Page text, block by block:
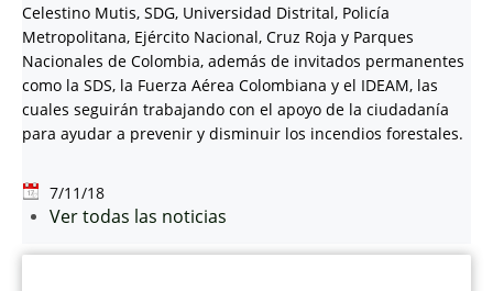
Celestino Mutis, SDG, Universidad Distrital, Policía
Metropolitana, Ejército Nacional, Cruz Roja y Parques
Nacionales de Colombia, además de invitados permanentes
como la SDS, la Fuerza Aérea Colombiana y el IDEAM, las
cuales seguirán trabajando con el apoyo de la ciudadanía
para ayudar a prevenir y disminuir los incendios forestales.
7/11/18
Ver todas las noticias